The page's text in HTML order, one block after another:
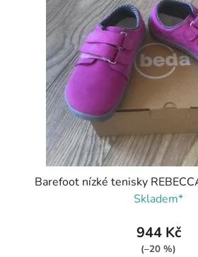
Barefoot nízké tenisky
Skladem*
944 Kč
(–20 %)